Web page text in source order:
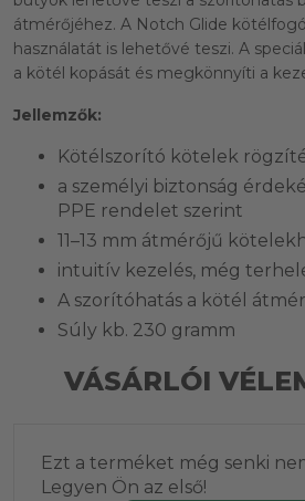
átmérőjéhez. A Notch Glide
használatát is lehetővé teszi. A
a kötél kopását és megkönnyíti a
Jellemzők:
Kötélszorító kötelek
a személyi biztonság
PPE rendelet szerint
11–13 mm átmérőjű
intuitív kezelés, még
A szorítóhatás a kötél
Súly kb. 230 gramm
VÁSÁRLÓI
Ezt a terméket még senki
Legyen Ön az első!